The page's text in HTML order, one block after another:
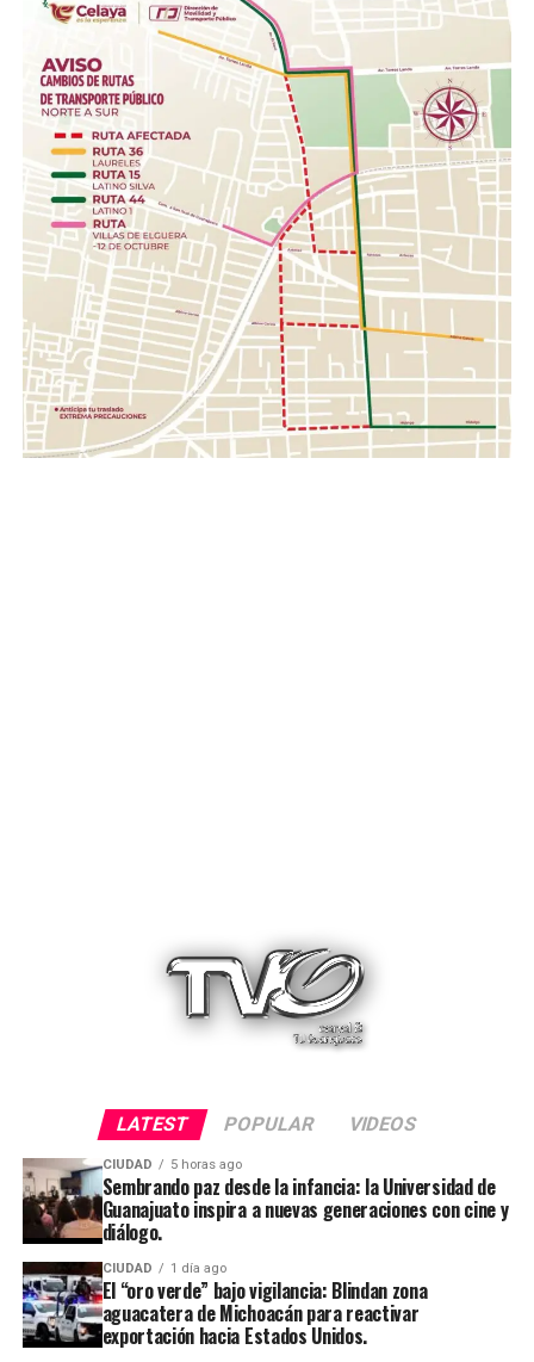
LATEST POPULAR VIDEOS
CIUDAD 5 horas ago
Sembrando paz desde la infancia: la Universidad de
Guanajuato inspira a nuevas generaciones con cine y
diálogo.
CIUDAD 1 día ago
El “oro verde” bajo vigilancia: Blindan zona
aguacatera de Michoacán para reactivar
exportación hacia Estados Unidos.